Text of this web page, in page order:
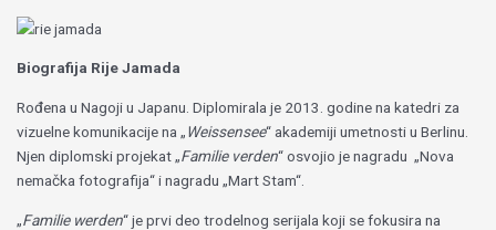
Biografija Rije Jamada
Rođena u Nagoji u Japanu. Diplomirala je 2013. godine na katedri za
vizuelne komunikacije na „Weissensee“ akademiji umetnosti u Berlinu.
Njen diplomski projekat „Familie verden“ osvojio je nagradu „Nova
nemačka fotografija“ i nagradu „Mart Stam“.
„Familie werden“ je prvi deo trodelnog serijala koji se fokusira na